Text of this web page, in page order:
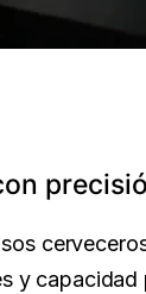
y capacidad